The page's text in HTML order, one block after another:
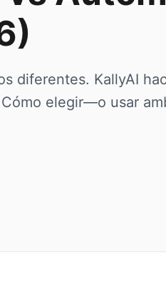
diferentes. KallyAI
elegir—o usar